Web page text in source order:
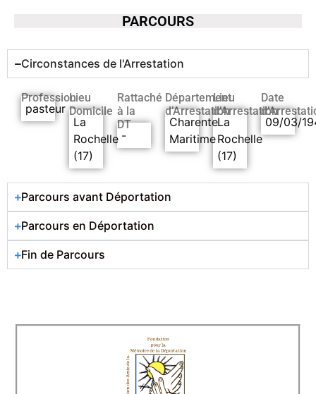
PARCOURS
Circonstances de l'Arrestation
Profession
pasteur
Lieu
Domicile
La
Rochelle
(17)
Rattaché
à la
DT
-
Département
d’Arrestation
Charente
Maritime
Lieu
d’Arrestation
La
Rochelle
(17)
Date
09/03/
Parcours avant Déportation
Parcours en Déportation
Fin de Parcours